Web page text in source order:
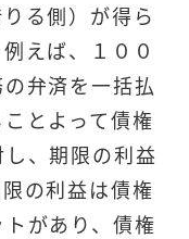
る側）が得ら
えば、１００
弁済を一括払
とよって債権
、期限の利益
の利益は債権
があり、債権